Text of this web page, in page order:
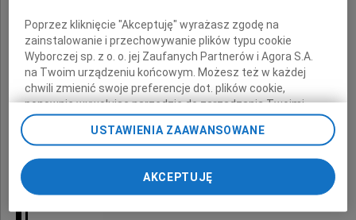
składa
Zarząd i członkowie
Stowarzyszenia Architektów Polskich SARP
Poprzez kliknięcie "Akceptuję" wyrażasz zgodę na
zainstalowanie i przechowywanie plików typu cookie
Wyborczej sp. z o. o. jej Zaufanych Partnerów i Agora S.A.
na Twoim urządzeniu końcowym. Możesz też w każdej
chwili zmienić swoje preferencje dot. plików cookie,
ponownie wywołując narzędzie do zarządzania Twoimi
preferencjami dot. przetwarzania danych poprzez
odnośnik „Ustawienia prywatności” w stopce serwisu i
Zmiana ustawień plików cookie możliwa jest także za
pomocą ustawień przeglądarki.
My, nasi Zaufani Partnerzy i Agora S.A. możemy
USTAWIENIA ZAAWANSOWANE
AKCEPTUJĘ